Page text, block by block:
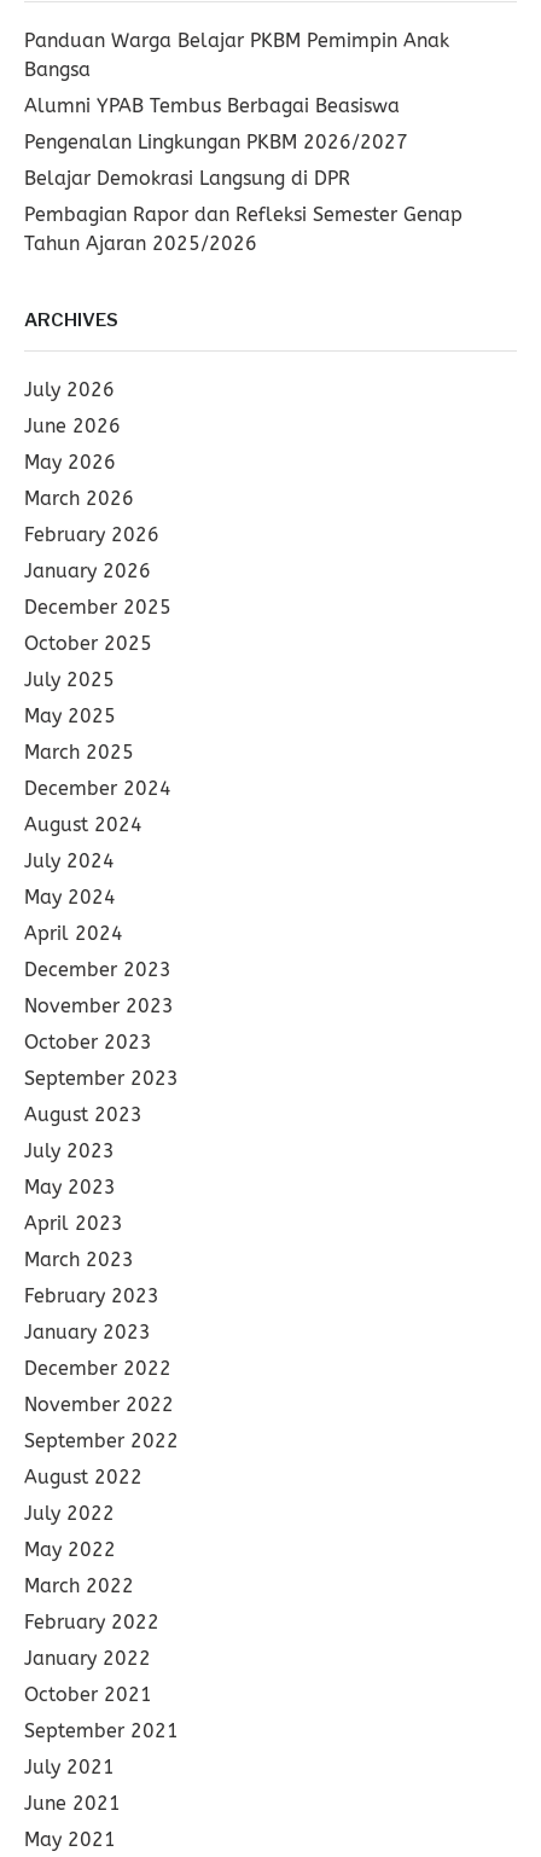
Panduan Warga Belajar PKBM Pemimpin Anak
Bangsa
Alumni YPAB Tembus Berbagai Beasiswa
Pengenalan Lingkungan PKBM 2026/2027
Belajar Demokrasi Langsung di DPR
Pembagian Rapor dan Refleksi Semester Genap
Tahun Ajaran 2025/2026
ARCHIVES
July 2026
June 2026
May 2026
March 2026
February 2026
January 2026
December 2025
October 2025
July 2025
May 2025
March 2025
December 2024
August 2024
July 2024
May 2024
April 2024
December 2023
November 2023
October 2023
September 2023
August 2023
July 2023
May 2023
April 2023
March 2023
February 2023
January 2023
December 2022
November 2022
September 2022
August 2022
July 2022
May 2022
March 2022
February 2022
January 2022
October 2021
September 2021
July 2021
June 2021
May 2021